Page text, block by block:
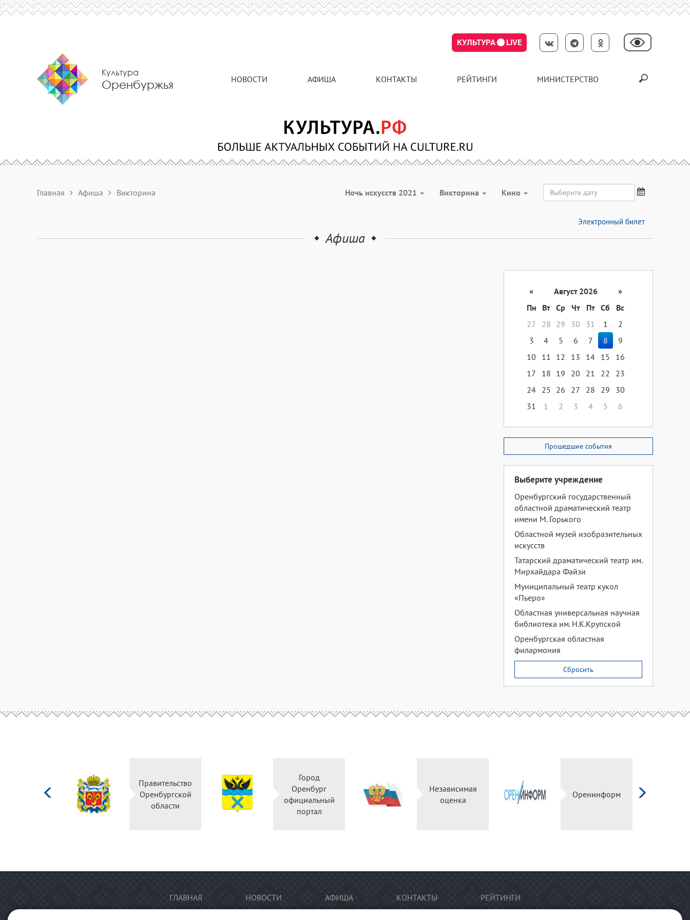
КУЛЬТУРА LIVE
Культура
Оренбуржья НОВОСТИ АФИША КОНТАКТЫ РЕЙТИНГИ МИНИСТЕРСТВО
Главная Афиша Викторина Ночь искусств 2021 Викторина Кино
Электронный билет
Афиша
« Август 2026
»
Пн
Вт Ср Чт Пт Сб
Вс
27
28 29 30 31 1
2
3
4 5 6 7 8
9
10
11 12 13 14 15
16
17
18 19 20 21 22
23
24 25 26 27 28 29
30
31
1 2 3 4 5 6
Прошедшие события
Выберите учреждение
Оренбургский государственный
областной драматический театр
имени М. Горького
Областной музей изобразительных
искусств
Татарский драматический театр им.
Мирхайдара Файзи
Муниципальный театр кукол
«Пьеро»
Областная универсальная научная
библиотека им. Н.К.Крупской
Оренбургская областная
филармония
Сбросить
Правительство
Оренбургской
области
Город
Оренбург
официальный
портал
Независимая
оценка
Оренинформ
ГЛАВНАЯ НОВОСТИ АФИША КОНТАКТЫ РЕЙТИНГИ